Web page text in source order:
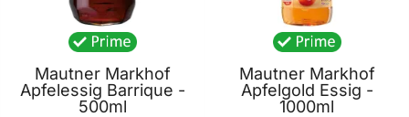
Mautner Markhof
Apfelessig Barrique -
500ml
Mautner Markhof
Apfelgold Essig -
1000ml